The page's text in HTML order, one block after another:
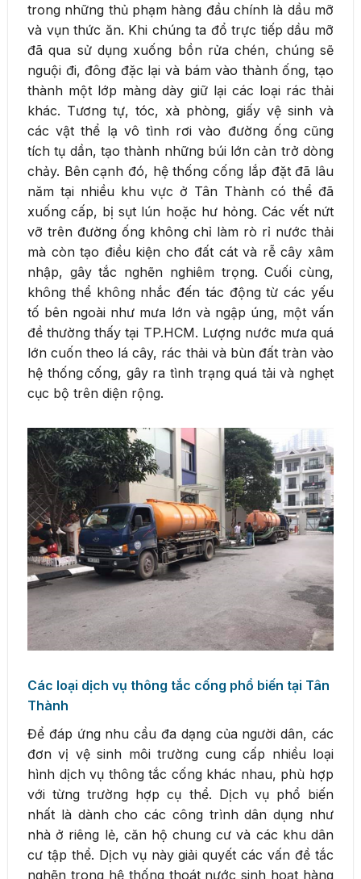
trong những thủ phạm hàng đầu chính là dầu mỡ
và vụn thức ăn. Khi chúng ta đổ trực tiếp dầu mỡ
đã qua sử dụng xuống bồn rửa chén, chúng sẽ
nguội đi, đông đặc lại và bám vào thành ống, tạo
thành một lớp màng dày giữ lại các loại rác thải
khác. Tương tự, tóc, xà phòng, giấy vệ sinh và
các vật thể lạ vô tình rơi vào đường ống cũng
tích tụ dần, tạo thành những búi lớn cản trở dòng
chảy. Bên cạnh đó, hệ thống cống lắp đặt đã lâu
năm tại nhiều khu vực ở Tân Thành có thể đã
xuống cấp, bị sụt lún hoặc hư hỏng. Các vết nứt
vỡ trên đường ống không chỉ làm rò rỉ nước thải
mà còn tạo điều kiện cho đất cát và rễ cây xâm
nhập, gây tắc nghẽn nghiêm trọng. Cuối cùng,
không thể không nhắc đến tác động từ các yếu
tố bên ngoài như mưa lớn và ngập úng, một vấn
đề thường thấy tại TP.HCM. Lượng nước mưa quá
lớn cuốn theo lá cây, rác thải và bùn đất tràn vào
hệ thống cống, gây ra tình trạng quá tải và nghẹt
cục bộ trên diện rộng.
Các loại dịch vụ thông tắc cống phổ biến tại Tân
Thành
Để đáp ứng nhu cầu đa dạng của người dân, các
đơn vị vệ sinh môi trường cung cấp nhiều loại
hình dịch vụ thông tắc cống khác nhau, phù hợp
với từng trường hợp cụ thể. Dịch vụ phổ biến
nhất là dành cho các công trình dân dụng như
nhà ở riêng lẻ, căn hộ chung cư và các khu dân
cư tập thể. Dịch vụ này giải quyết các vấn đề tắc
nghẽn trong hệ thống thoát nước sinh hoạt hàng